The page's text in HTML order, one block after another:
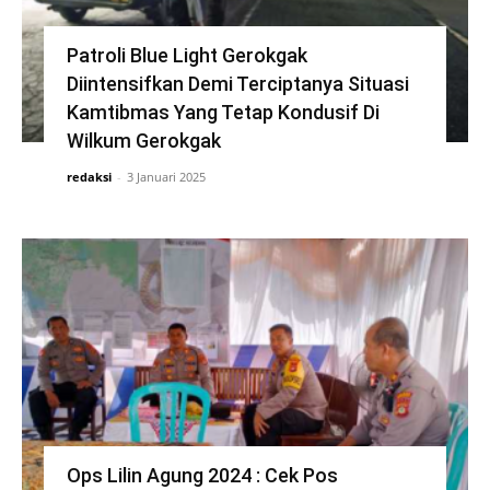
Patroli Blue Light Gerokgak
Diintensifkan Demi Terciptanya Situasi
Kamtibmas Yang Tetap Kondusif Di
Wilkum Gerokgak
redaksi - 3 Januari 2025
Ops Lilin Agung 2024 : Cek Pos